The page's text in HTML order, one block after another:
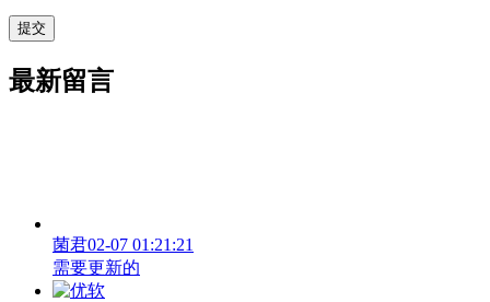
最新留言
菌君02-07 01:21:21
需要更新的